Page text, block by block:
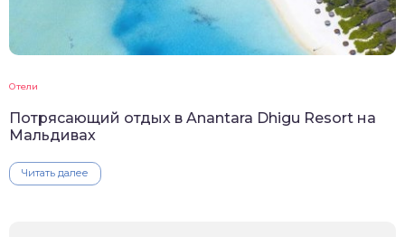
Отели
Потрясающий отдых в Anantara Dhigu Resort на
Мальдивах
Читать далее